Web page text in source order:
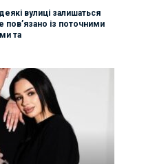
вулиці залишаться
із поточними
та